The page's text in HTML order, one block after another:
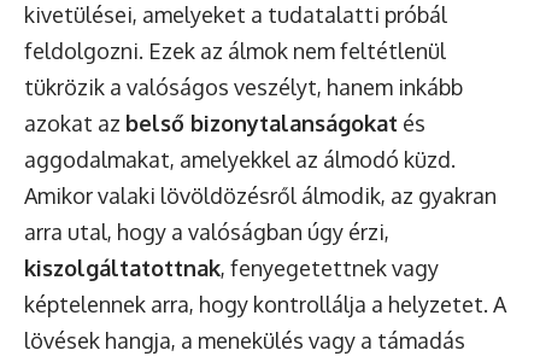
kivetülései, amelyeket a tudatalatti próbál
feldolgozni. Ezek az álmok nem feltétlenül
tükrözik a valóságos veszélyt, hanem inkább
azokat az belső bizonytalanságokat és
aggodalmakat, amelyekkel az álmodó küzd.
Amikor valaki lövöldözésről álmodik, az gyakran
arra utal, hogy a valóságban úgy érzi,
kiszolgáltatottnak, fenyegetettnek vagy
képtelennek arra, hogy kontrollálja a helyzetet. A
lövések hangja, a menekülés vagy a támadás